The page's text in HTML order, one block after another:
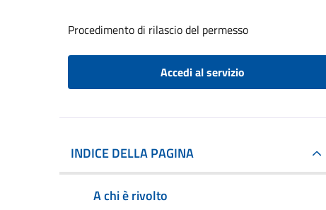
Procedimento di rilascio del permesso
Accedi al servizio
INDICE DELLA PAGINA
A chi è rivolto